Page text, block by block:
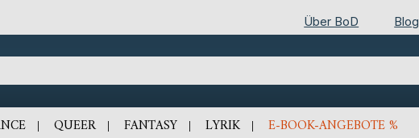
Über BoD Blog
QUEER FANTASY LYRIK E-BOOK-ANGEBOTE %